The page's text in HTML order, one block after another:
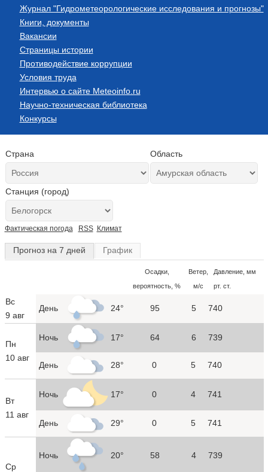
Журнал "Гидрометеорологические исследования и прогнозы"
Книги, документы
Вакансии
Страницы истории
Противодействие коррупции
Условия труда
Интервью о сайте Meteoinfo.ru
Научно-техническая библиотека
Конкурсы
Страна Область
Станция (город)
Фактическая погода RSS Климат
Прогноз на 7 дней График
Осадки,
вероятность, %
Ветер,
м/с
Давление, мм
рт. ст.
Вс
9 авг
День 24° 95 5 740
Пн
10 авг
Ночь 17° 64 6 739
День 28° 0 5 740
Вт
11 авг
Ночь 17° 0 4 741
День 29° 0 5 741
Ср
Ночь 20° 58 4 739